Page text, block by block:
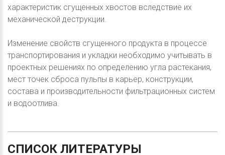
характеристик сгущенных хвостов вследствие их
механической деструкции.
Изменение свойств сгущенного продукта в процессе
транспортирования и укладки необходимо учитывать в
проектных решениях по определению угла растекания,
мест точек сброса пульпы в карьер, конструкции,
состава и производительности фильтрационных систем
и водоотлива.
СПИСОК ЛИТЕРАТУРЫ